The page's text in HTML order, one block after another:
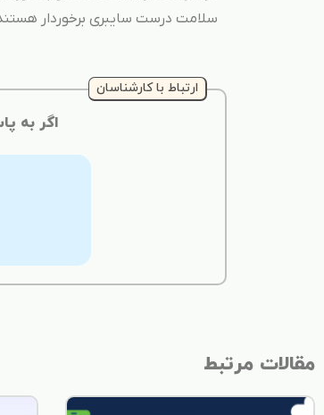
سلامت درست سایبری برخوردار
ارتباط با کارشناسان
اگر به
مقالات مرتبط